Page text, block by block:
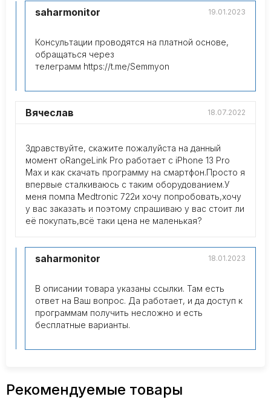
saharmonitor 19.01.2023
Консультации проводятся на платной основе,
обращаться через
телеграмм https://t.me/Semmyon
Вячеслав 18.07.2022
Здравствуйте, скажите пожалуйста на данный
момент oRangeLink Pro работает с iPhone 13 Pro
Max и как скачать программу на смартфон.Просто я
впервые сталкиваюсь с таким оборудованием.У
меня помпа Medtronic 722и хочу попробовать,хочу
у вас заказать и поэтому спрашиваю у вас стоит ли
её покупать,всё таки цена не маленькая?
saharmonitor 18.01.2023
В описании товара указаны ссылки. Там есть
ответ на Ваш вопрос. Да работает, и да доступ к
программам получить несложно и есть
бесплатные варианты.
Рекомендуемые товары